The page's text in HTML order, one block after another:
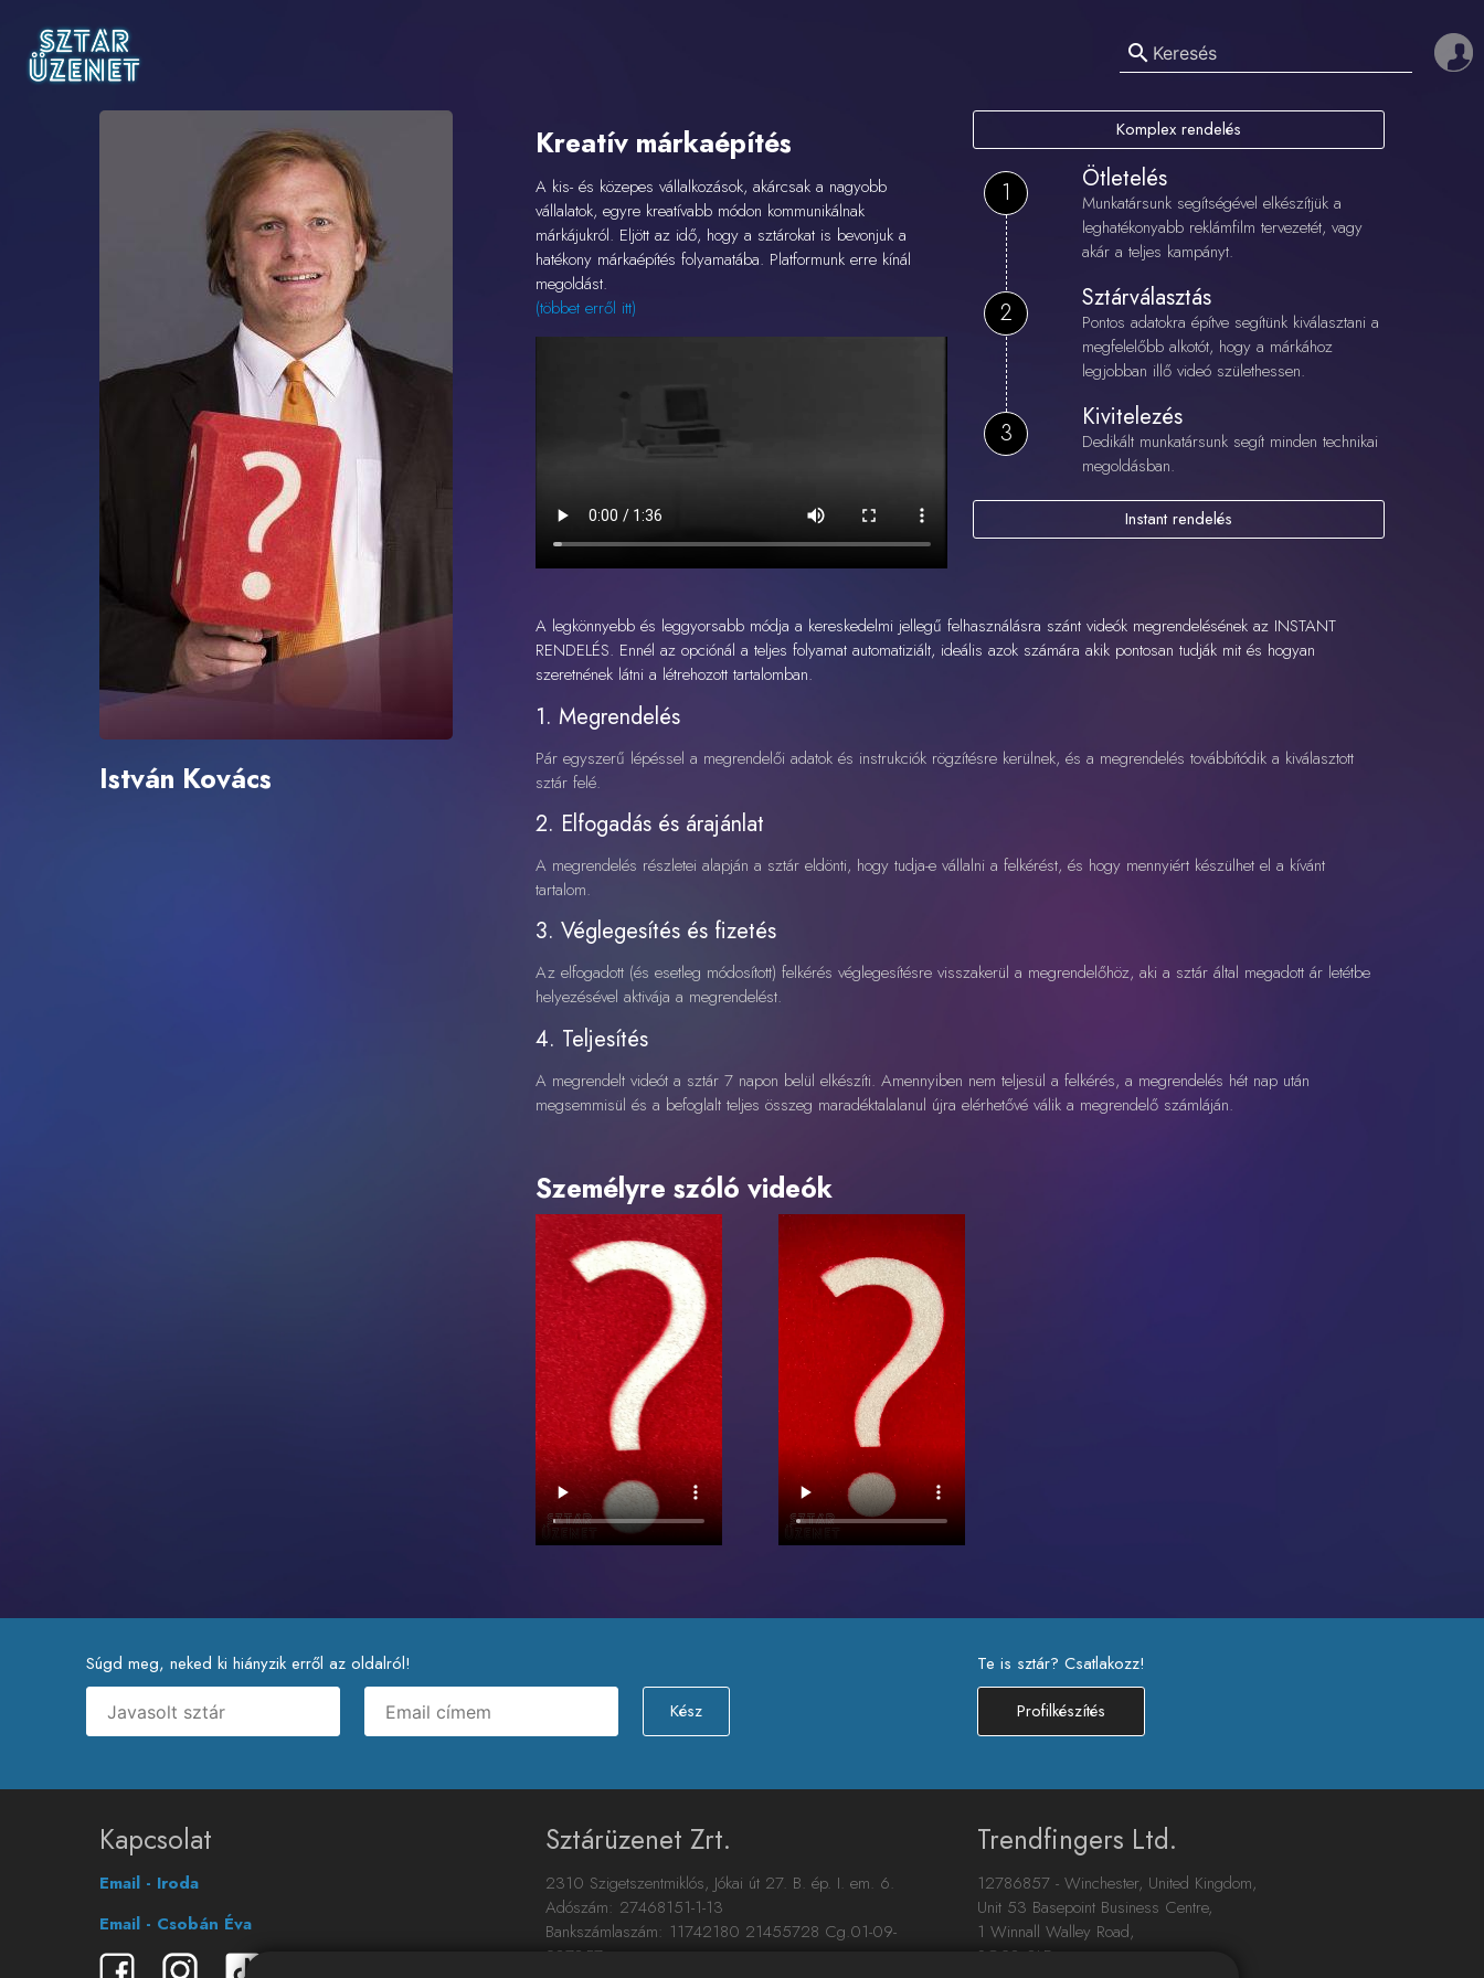
search
István Kovács
Kreatív márkaépítés
A kis- és közepes vállalkozások, akárcsak a nagyobb
vállalatok, egyre kreatívabb módon kommunikálnak
márkájukról. Eljött az idő, hogy a sztárokat is bevonjuk a
hatékony márkaépítés folyamatába. Platformunk erre kínál
megoldást.
(többet erről itt)
Komplex rendelés
1
2
3
Ötletelés
Munkatársunk segítségével elkészítjük a
leghatékonyabb reklámfilm tervezetét, vagy
akár a teljes kampányt.
Sztárválasztás
Pontos adatokra építve segítünk kiválasztani a
megfelelőbb alkotót, hogy a márkához
legjobban illő videó születhessen.
Kivitelezés
Dedikált munkatársunk segít minden technikai
megoldásban.
Instant rendelés
A legkönnyebb és leggyorsabb módja a kereskedelmi jellegű felhasználásra szánt videók megrendelésének az INSTANT
RENDELÉS. Ennél az opciónál a teljes folyamat automatiziált, ideális azok számára akik pontosan tudják mit és hogyan
szeretnének látni a létrehozott tartalomban.
1. Megrendelés
Pár egyszerű lépéssel a megrendelői adatok és instrukciók rögzítésre kerülnek, és a megrendelés továbbítódik a kiválasztott
sztár felé.
2. Elfogadás és árajánlat
A megrendelés részletei alapján a sztár eldönti, hogy tudja-e vállalni a felkérést, és hogy mennyiért készülhet el a kívánt
tartalom.
3. Véglegesítés és fizetés
Az elfogadott (és esetleg módosított) felkérés véglegesítésre visszakerül a megrendelőhöz, aki a sztár által megadott ár letétbe
helyezésével aktivája a megrendelést.
4. Teljesítés
A megrendelt videót a sztár 7 napon belül elkészíti. Amennyiben nem teljesül a felkérés, a megrendelés hét nap után
megsemmisül és a befoglalt teljes összeg maradéktalalanul újra elérhetővé válik a megrendelő számláján.
Személyre szóló videók
Súgd meg, neked ki hiányzik erről az oldalról!
Kész
Te is sztár? Csatlakozz!
Profilkészítés
Kapcsolat
Email - Iroda
Email - Csobán Éva
Sztárüzenet Zrt.
2310 Szigetszentmiklós, Jókai út 27. B. ép. I. em. 6.
Adószám: 27468151-1-13
Bankszámlaszám: 11742180 21455728 Cg.01-09-
937357
Trendfingers Ltd.
12786857 - Winchester, United Kingdom,
Unit 53 Basepoint Business Centre,
1 Winnall Walley Road,
SO23 0LD